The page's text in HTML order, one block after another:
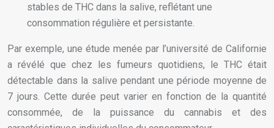
stables de THC dans la salive, reflétant une
consommation régulière et persistante.
Par exemple, une étude menée par l’université de Californie
a révélé que chez les fumeurs quotidiens, le THC était
détectable dans la salive pendant une période moyenne de
7 jours. Cette durée peut varier en fonction de la quantité
consommée, de la puissance du cannabis et des